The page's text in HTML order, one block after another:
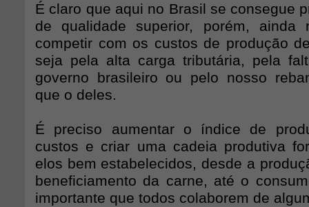
É claro que aqui no Brasil se consegue
de qualidade superior, porém, ainda
competir com os custos de produção
seja pela alta carga tributária, pela
governo brasileiro ou pelo nosso
que o deles.
É preciso aumentar o índice de
custos e criar uma cadeia produtiva
elos bem estabelecidos, desde a
beneficiamento da carne, até o
importante que todos colaborem de